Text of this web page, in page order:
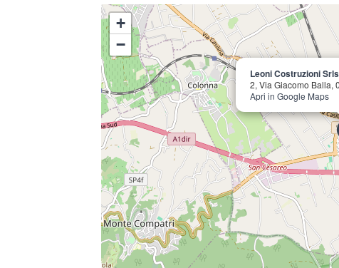
Leoni Costruzioni Srls
2, Via Giacomo Balla,
Apri in Google Maps
+
−